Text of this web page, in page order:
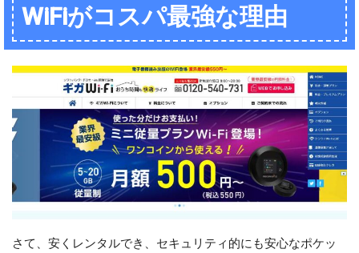
WiFiがコスパ最強な理由
さて、安くレンタルでき、セキュリティ的にも安心なポケッ